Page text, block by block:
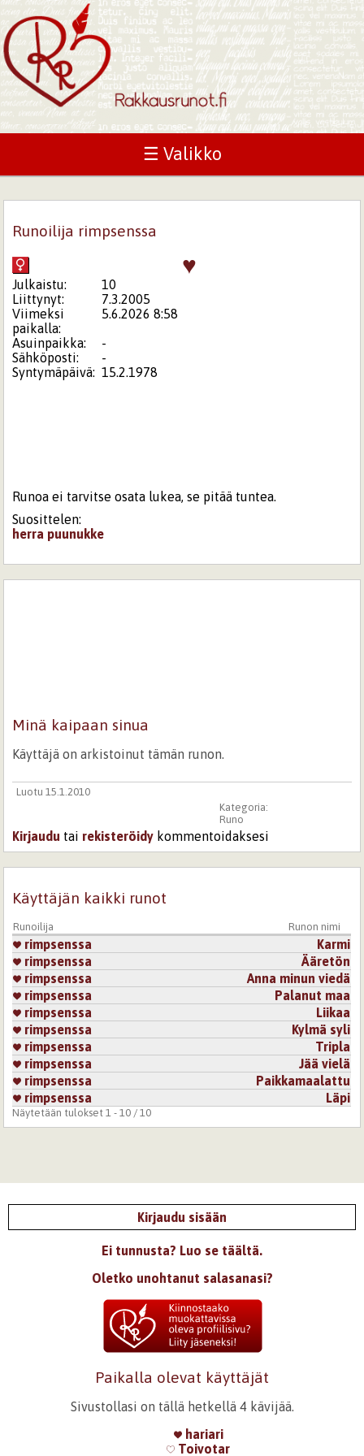
☰ Valikko
Runoilija rimpsenssa
♥
Julkaistu:
10
Liittynyt:
7.3.2005
Viimeksi
paikalla:
5.6.2026 8:58
Asuinpaikka:
-
Sähköposti:
-
Syntymäpäivä: 15.2.1978
Runoa ei tarvitse osata lukea, se pitää tuntea.
Suosittelen:
herra puunukke
Minä kaipaan sinua
Käyttäjä on arkistoinut tämän runon.
Luotu 15.1.2010
Kategoria:
Runo
Kirjaudu tai rekisteröidy kommentoidaksesi
Käyttäjän kaikki runot
Runoilija Runon nimi
rimpsenssa
Karmi
rimpsenssa
Ääretön
rimpsenssa
Anna minun viedä
rimpsenssa
Palanut maa
rimpsenssa
Liikaa
rimpsenssa
Kylmä syli
rimpsenssa
Tripla
rimpsenssa
Jää vielä
rimpsenssa
Paikkamaalattu
rimpsenssa
Läpi
Näytetään tulokset 1 - 10 / 10
Kirjaudu sisään
Ei tunnusta? Luo se täältä.
Oletko unohtanut salasanasi?
Paikalla olevat käyttäjät
Sivustollasi on tällä hetkellä 4 kävijää.
hariari
Toivotar